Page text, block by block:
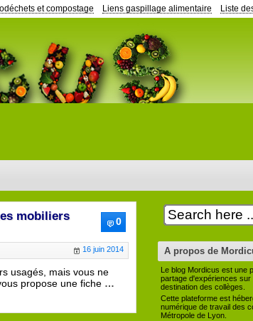
et compostage Liens gaspillage alimentaire Liste
0
mobiliers
16 juin 2014
usagés, mais vous ne
propose une fiche …
A propos de
Le blog Mordicus est une
partage d'expériences
destination des collèges.
Cette plateforme est
numérique de travail des
Métropole de Lyon.